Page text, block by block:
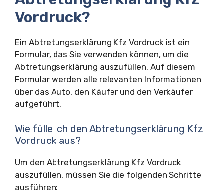
Vordruck?
Ein Abtretungserklärung Kfz Vordruck ist ein
Formular, das Sie verwenden können, um die
Abtretungserklärung auszufüllen. Auf diesem
Formular werden alle relevanten Informationen
über das Auto, den Käufer und den Verkäufer
aufgeführt.
Wie fülle ich den Abtretungserklärung Kfz
Vordruck aus?
Um den Abtretungserklärung Kfz Vordruck
auszufüllen, müssen Sie die folgenden Schritte
ausführen: